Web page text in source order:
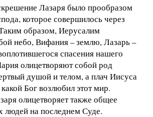
Лазаря было прообразом
которое совершилось через
образом, Иерусалим
небо, Вифания – землю, Лазарь –
спасения нашего
олицетворяют собой род
душой и телом, а плач Иисуса
Бог возлюбил этот мир.
олицетворяет также общее
людей на последнем Суде.